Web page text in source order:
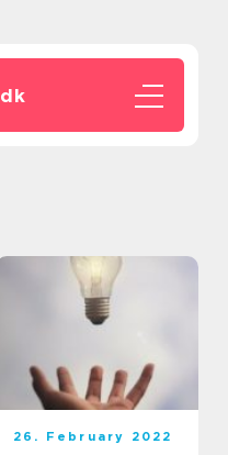
dk
26. February 2022